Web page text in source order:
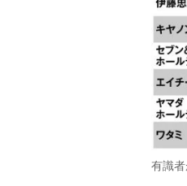
有識